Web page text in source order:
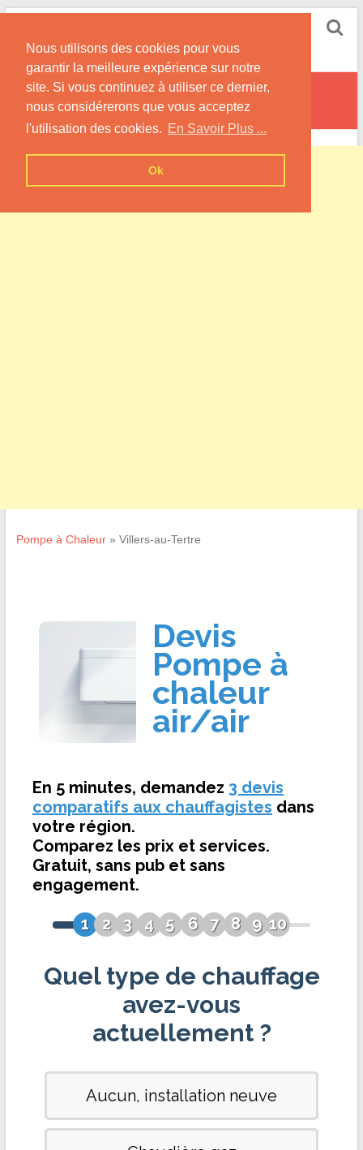
Nous utilisons des cookies pour vous
garantir la meilleure expérience sur notre
site. Si vous continuez à utiliser ce dernier,
nous considérerons que vous acceptez
l'utilisation des cookies. En Savoir Plus ...
Ok
Skip
content
Informations sur les Pompes à Chaleur
Villers-au-Tertre
Pompe à Chaleur» Villers-au-Tertre